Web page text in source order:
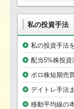
私の投資手法
私の投資手法
配当5%株投資
ボロ株短期売
デイトレ手法
移動平均線の